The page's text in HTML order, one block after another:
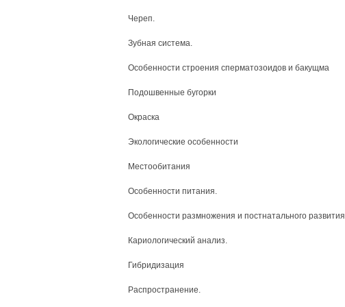
Череп.
Зубная система.
Особенности строения сперматозоидов и бакущма
Подошвенные бугорки
Окраска
Экологические особенности
Местообитания
Особенности питания.
Особенности размножения и постнатального развития
Кариологический анализ.
Гибридизация
Распространение.